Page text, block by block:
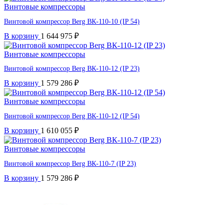
Винтовые компрессоры
Винтовой компрессор Berg ВК-110-10 (IP 54)
В корзину 1 644 975 ₽
Винтовые компрессоры
Винтовой компрессор Berg ВК-110-12 (IP 23)
В корзину 1 579 286 ₽
Винтовые компрессоры
Винтовой компрессор Berg ВК-110-12 (IP 54)
В корзину 1 610 055 ₽
Винтовые компрессоры
Винтовой компрессор Berg ВК-110-7 (IP 23)
В корзину 1 579 286 ₽